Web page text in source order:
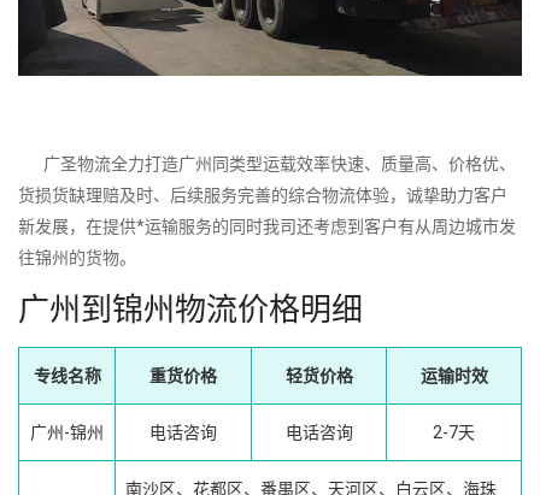
广圣物流全力打造广州同类型运载效率快速、质量高、价格优、
货损货缺理赔及时、后续服务完善的综合物流体验，诚挚助力客户
新发展，在提供*运输服务的同时我司还考虑到客户有从周边城市发
往锦州的货物。
广州到锦州物流价格明细
专线名称 重货价格 轻货价格 运输时效
广州-锦州 电话咨询 电话咨询 2-7天
南沙区、花都区、番禺区、天河区、白云区、海珠